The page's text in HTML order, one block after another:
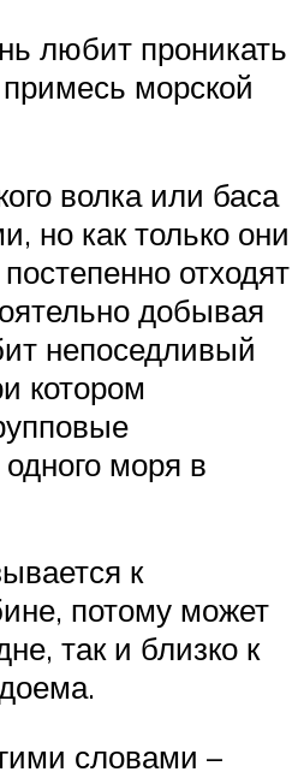
любит проникать
примесь морской
волка или баса
но как только они
отходят
добывая
непоседливый
котором
моря в
к
потому может
так и близко к
словами –